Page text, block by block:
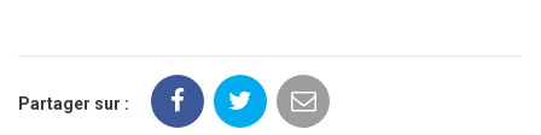
Partager sur :